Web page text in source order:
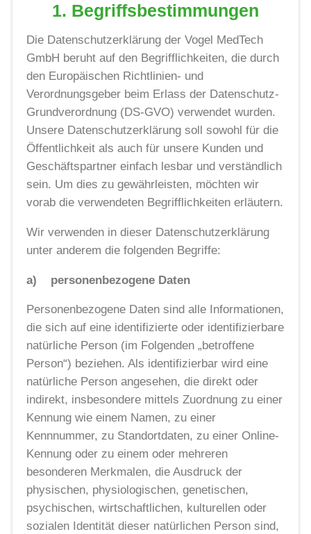
1. Begriffsbestimmungen
Die Datenschutzerklärung der Vogel MedTech
GmbH beruht auf den Begrifflichkeiten, die durch
den Europäischen Richtlinien- und
Verordnungsgeber beim Erlass der Datenschutz-
Grundverordnung (DS-GVO) verwendet wurden.
Unsere Datenschutzerklärung soll sowohl für die
Öffentlichkeit als auch für unsere Kunden und
Geschäftspartner einfach lesbar und verständlich
sein. Um dies zu gewährleisten, möchten wir
vorab die verwendeten Begrifflichkeiten erläutern.
Wir verwenden in dieser Datenschutzerklärung
unter anderem die folgenden Begriffe:
a) personenbezogene Daten
Personenbezogene Daten sind alle Informationen,
die sich auf eine identifizierte oder identifizierbare
natürliche Person (im Folgenden „betroffene
Person“) beziehen. Als identifizierbar wird eine
natürliche Person angesehen, die direkt oder
indirekt, insbesondere mittels Zuordnung zu einer
Kennung wie einem Namen, zu einer
Kennnummer, zu Standortdaten, zu einer Online-
Kennung oder zu einem oder mehreren
besonderen Merkmalen, die Ausdruck der
physischen, physiologischen, genetischen,
psychischen, wirtschaftlichen, kulturellen oder
sozialen Identität dieser natürlichen Person sind,